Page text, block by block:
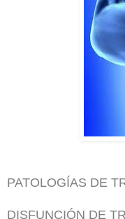
PATOLOGÍAS DE
DISFUNCIÓN DE